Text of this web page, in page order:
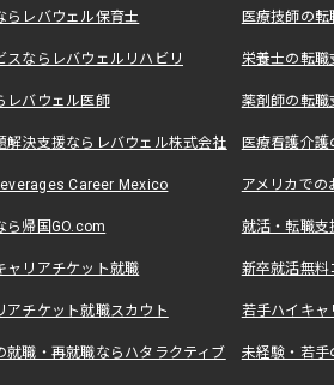
らレバウェル保育士 医療技師の
スならレバウェルリハビリ 栄養士の転
レバウェル医師 薬剤師の転
解決支援ならレバウェル株式会社 医療看護介
Career Mexico アメリカで
ら帰国GO.com 就活・転職
ャリアチケット就職 新卒就活無料
アチケット就職スカウト 若手ハイキ
就職・再就職ならハタラクティブ 未経験・若手